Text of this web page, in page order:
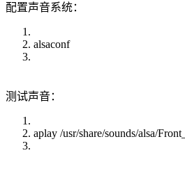
配置声音系统：
alsaconf
测试声音：
aplay /usr/share/sounds/alsa/